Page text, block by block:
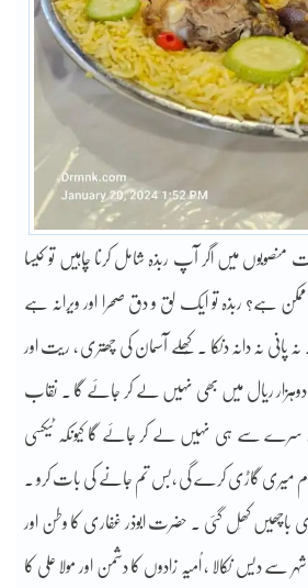
میں اگر آپ ربذہ شامل کرنا چاہیں تو کیسا
ہے؟ ربذہ تو ایک لق و دق صحرا اور ویرانہ ہے
پانی نہ دانہ دنکا ۔ کُھلے آسمان کی چھتری ، ریت اور
تو دوہزار ریال میں بھی نہیں لے کر جائے گا ۔ نقاب
سے ہی نہیں لے کر جائے گا کیونکہ ٹیکسی
میری گاڑی کرے گی ،بس تم جانے کی بات کرو ۔
کھِل گئی ۔ حضرت ابوذر غفاری کا وطن اور
سے دیس نکالا ، اُمیہ زادوں کا دشمن اور مولا علی کا